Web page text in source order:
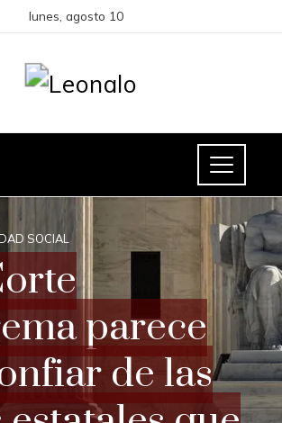
lunes, agosto 10
SOCIAL
parece
de las